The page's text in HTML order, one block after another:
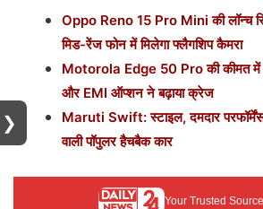
Oppo Reno 15 Pro Mini की लॉन्च
मिड-रेंज फोन में मिलेगा फ्लैगशिप कैमरा
Motorola Edge 50 Pro की कीमत में
और EMI ऑप्शन ने बढ़ाया क्रेज
Maruti Swift: स्टाइल, दमदार
वाली पॉपुलर हैचबैक कार
Your Trusted
❯